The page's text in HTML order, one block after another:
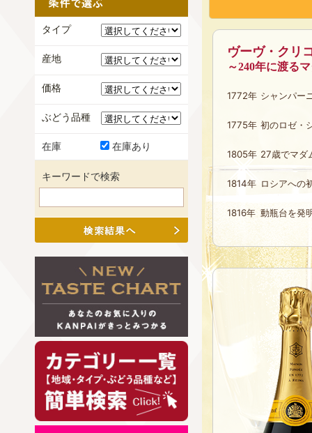
ヴーヴ・クリ
～240年に渡る
1772年 シャンパー
1775年 初のロゼ・
1805年 27歳でマダ
1814年 ロシアへの
1816年 動瓶台を発
タイプ
産地
価格
ぶどう品種
在庫 在庫あり
キーワードで検索